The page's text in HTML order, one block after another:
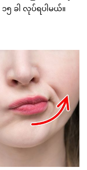
၅ ခါ လုပ်ရပါမယ်။